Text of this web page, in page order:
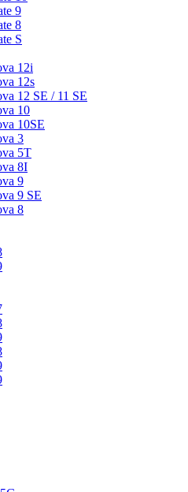
9
8
S
12i
12s
12 SE / 11 SE
10
10SE
3
5T
8I
9
9 SE
8